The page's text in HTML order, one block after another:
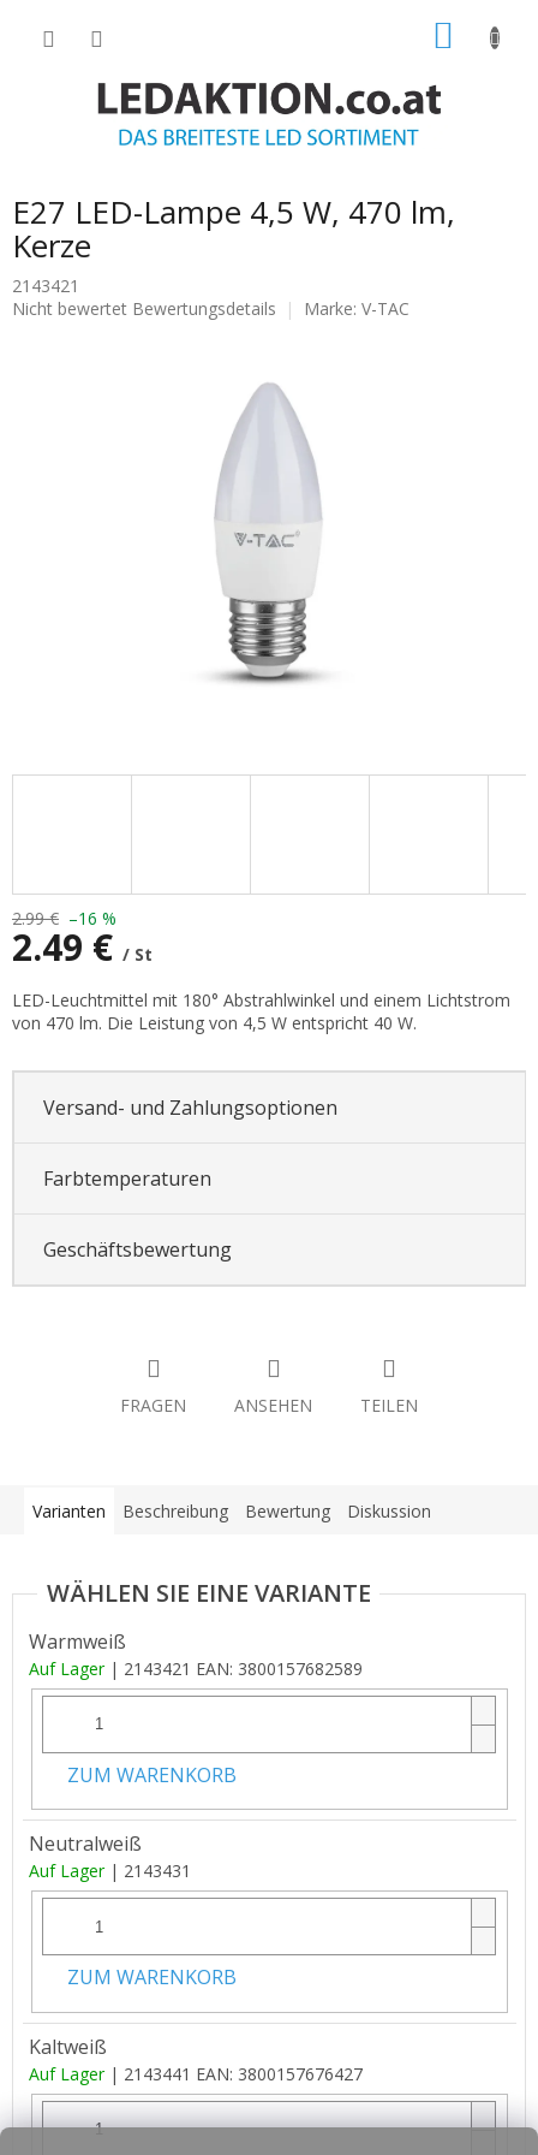
E27 LED-Lampe 4,5 W, 470 lm,
Kerze
2143421
Die
Nicht bewertet Bewertungsdetails Marke: V-TAC
2.99 € –16 %
2.49 € / St
Verkaufspreis:
LED-Leuchtmittel mit 180° Abstrahlwinkel und einem Lichtstrom
von 470 lm. Die Leistung von 4,5 W entspricht 40 W.
Versand- und Zahlungsoptionen
Farbtemperaturen
Geschäftsbewertung
FRAGEN ANSEHEN TEILEN
Varianten Beschreibung Bewertung Diskussion
Warmweiß
Auf Lager | 2143421 EAN: 3800157682589
ZUM WARENKORB
Neutralweiß
Auf Lager | 2143431
ZUM WARENKORB
Kaltweiß
Auf Lager | 2143441 EAN: 3800157676427